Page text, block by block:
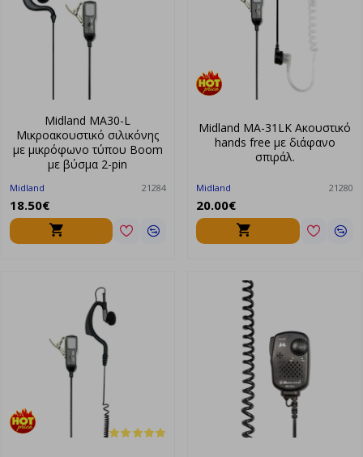
Midland 21284
Midland MA30-L
Μικροακουστικό σιλικόνης
με μικρόφωνο τύπου Boom
με βύσμα 2-pin
18.50€
Midland 21280
Midland MA-31LK Ακουστικό
hands free με διάφανο
σπιράλ.
20.00€